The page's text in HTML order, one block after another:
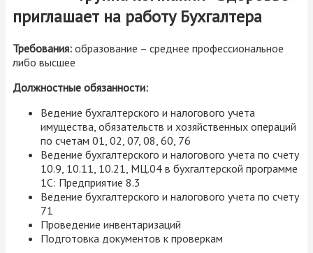
приглашает на работу Бухгалтера
Требования: образование – среднее профессиональное
либо высшее
Должностные обязанности:
Ведение бухгалтерского и налогового учета
имущества, обязательств и хозяйственных операций
по счетам 01, 02, 07, 08, 60, 76
Ведение бухгалтерского и налогового учета по счету
10.9, 10.11, 10.21, МЦ.04 в бухгалтерской программе
1С: Предприятие 8.3
Ведение бухгалтерского и налогового учета по счету
71
Проведение инвентаризаций
Подготовка документов к проверкам